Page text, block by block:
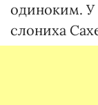
одиноким. У
слониха